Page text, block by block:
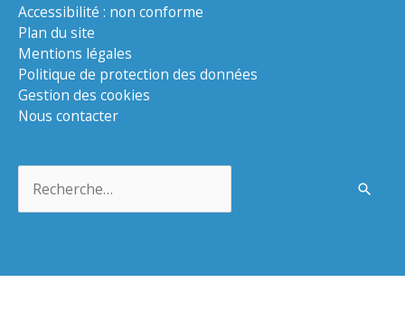
Accessibilité : non conforme
Plan du site
Mentions légales
Politique de protection des données
Gestion des cookies
Nous contacter